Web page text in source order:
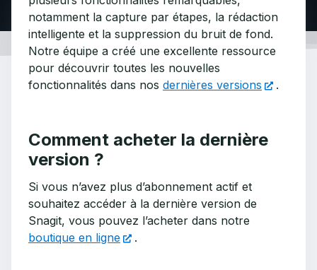
notamment la capture par étapes, la rédaction
intelligente et la suppression du bruit de fond.
Notre équipe a créé une excellente ressource
pour découvrir toutes les nouvelles
fonctionnalités dans nos dernières versions .
Comment acheter la dernière
version ?
Si vous n’avez plus d’abonnement actif et
souhaitez accéder à la dernière version de
Snagit, vous pouvez l’acheter dans notre
boutique en ligne
.